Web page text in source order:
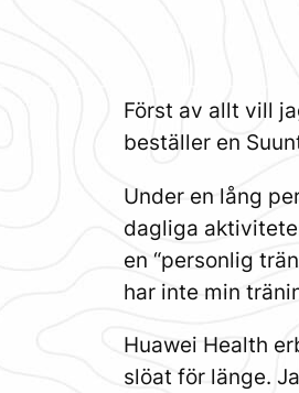
Först av allt vill
beställer en
Under en lång
dagliga
en “personlig
har inte min
Huawei Health
slöat för länge.